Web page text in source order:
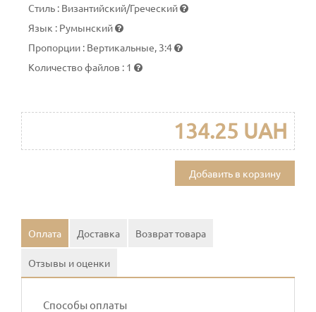
Стиль : Византийский/Греческий
Язык : Румынский
Пропорции : Вертикальные, 3:4
Количество файлов : 1
134.25 UAH
Добавить в корзину
Оплата Доставка Возврат товара
Отзывы и оценки
Способы оплаты